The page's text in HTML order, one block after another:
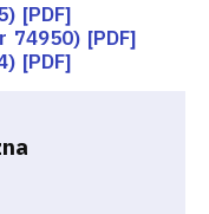
[PDF]
74950) [PDF]
[PDF]